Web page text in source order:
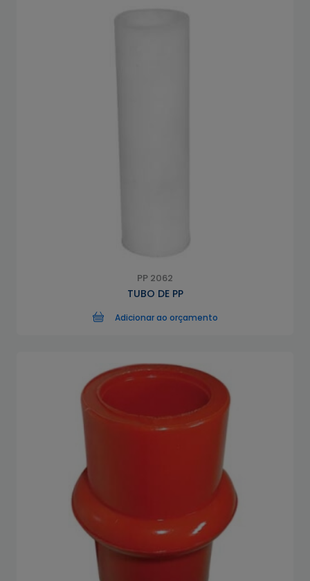
PP 2062
TUBO DE PP
Adicionar ao orçamento